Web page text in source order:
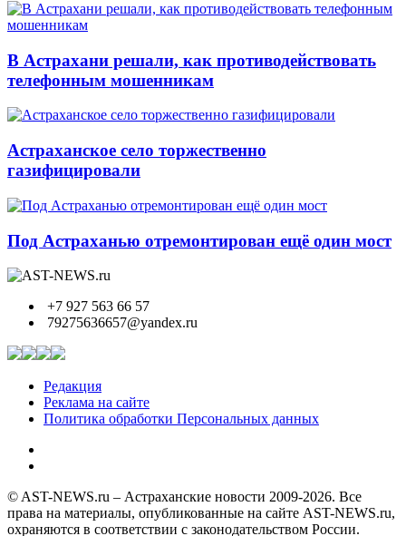
В Астрахани решали, как противодействовать
телефонным мошенникам
Астраханское село торжественно
газифицировали
Под Астраханью отремонтирован ещё один мост
+7 927 563 66 57
79275636657@yandex.ru
Редакция
Реклама на сайте
Политика обработки Персональных данных
© AST-NEWS.ru – Астраханские новости 2009-2026. Все
права на материалы, опубликованные на сайте AST-NEWS.ru,
охраняются в соответствии с законодательством России.